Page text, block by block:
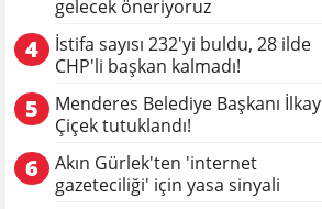
gelecek öneriyoruz
4
İstifa sayısı 232'yi buldu, 28 ilde
CHP'li başkan kalmadı!
5
Menderes Belediye Başkanı İlkay
Çiçek tutuklandı!
6
Akın Gürlek'ten 'internet
gazeteciliği' için yasa sinyali